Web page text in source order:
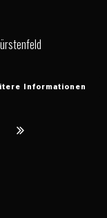
Informationen